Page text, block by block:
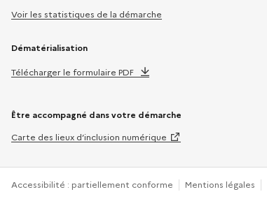
Voir les statistiques de la démarche
Dématérialisation
Télécharger le formulaire PDF
Être accompagné dans votre démarche
Carte des lieux d’inclusion numérique
Accessibilité : partiellement conforme Mentions légales